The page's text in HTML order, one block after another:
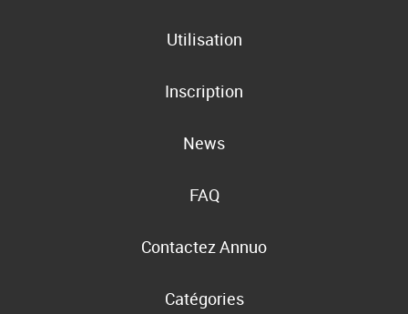
Utilisation
Inscription
News
FAQ
Contactez Annuo
Catégories